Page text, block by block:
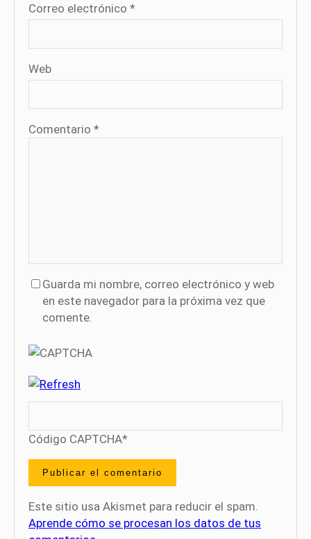
Correo electrónico *
Web
Comentario *
Guarda mi nombre, correo electrónico y web
en este navegador para la próxima vez que
comente.
Código CAPTCHA*
Este sitio usa Akismet para reducir el spam.
Aprende cómo se procesan los datos de tus